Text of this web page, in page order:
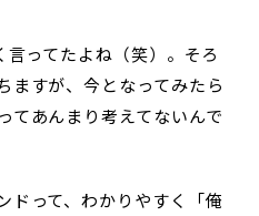
ってたよね（笑）。そろ
ますが、今となってみたら
てあんまり考えてないんで
ドって、わかりやすく「俺